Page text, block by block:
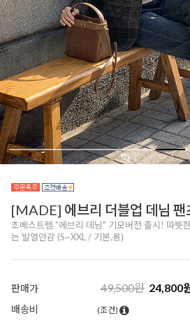
[MADE] 에브리 더블업 데님 팬
초베스트템 "에브리 데님" 기모버전 출시! 따뜻
는 발열안감 (S~XXL / 기본,롱)
판매가 49,500원 24,800
배송비 (조건)